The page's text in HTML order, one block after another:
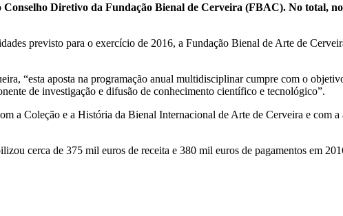
Diretivo da Fundação Bienal de Cerveira (FBAC). No total, no
previsto para o exercício de 2016, a Fundação Bienal de Arte de
“esta aposta na programação anual multidisciplinar cumpre com o
de investigação e difusão de conhecimento científico e tecnológico”.
a Coleção e a História da Bienal Internacional de Arte de Cerveira e com a
cerca de 375 mil euros de receita e 380 mil euros de pagamentos em